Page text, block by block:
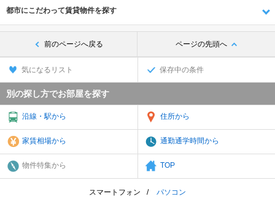
都市にこだわって賃貸物件を探す
前のページへ戻る ページの先頭へ
気になるリスト 保存中の条件
別の探し方でお部屋を探す
沿線・駅から 住所から
家賃相場から 通勤通学時間から
物件特集から TOP
スマートフォン パソコン